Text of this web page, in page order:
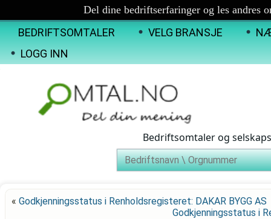
Del dine bedriftserfaringer og les andres
BEDRIFTSOMTALER VELG BRANSJE
LOGG INN
Bedriftsomtaler og
« Godkjenningsstatus i Renholdsregisteret: DAKAR BYGG AS
Godkjenningsstatus i